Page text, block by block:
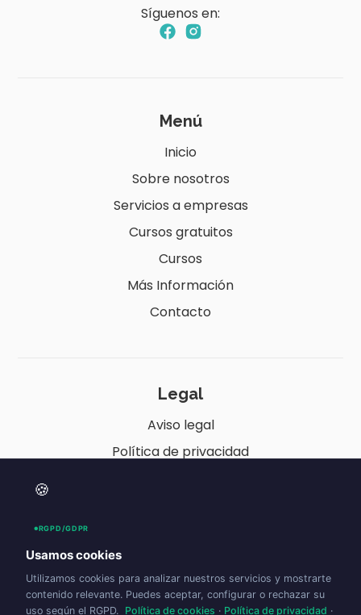
Síguenos en:
Menú
Inicio
Sobre nosotros
Servicios a empresas
Cursos gratuitos
Cursos
Más Información
Contacto
Legal
Aviso legal
Política de privacidad
🍪
RGPD/GDPR
Usamos cookies
Utilizamos cookies para analizar nuestros servicios y mostrarte
contenido relevante. Puedes aceptar, configurar o rechazar su
uso según el RGPD. Política de cookies · Política de privacidad ·